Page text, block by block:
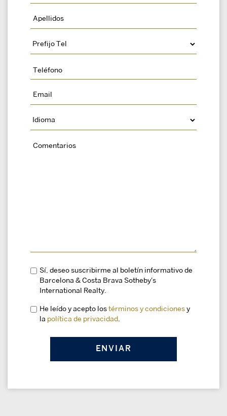
Sí, deseo suscribirme al boletín informativo de
Barcelona & Costa Brava Sotheby's
International Realty.
He leído y acepto los términos y condiciones y
la política de privacidad